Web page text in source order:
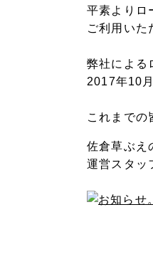
平素よりロ
ご利用いた
弊社による
2017年10
これまでの
佐倉草ぶえ
運営スタッ